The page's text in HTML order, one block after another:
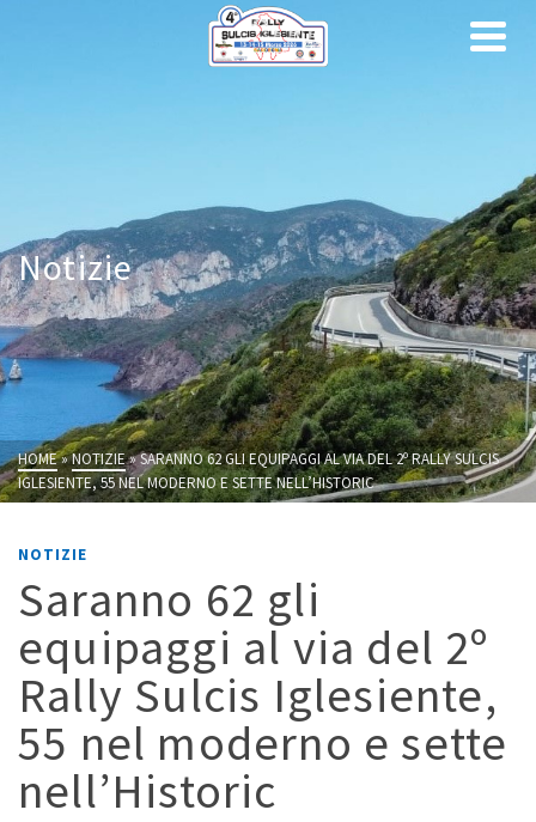
Notizie
HOME»NOTIZIE»SARANNO 62 GLI EQUIPAGGI AL VIA DEL 2º RALLY SULCIS
IGLESIENTE, 55 NEL MODERNO E SETTE NELL’HISTORIC
NOTIZIE
Saranno 62 gli
equipaggi al via del 2º
Rally Sulcis Iglesiente,
55 nel moderno e sette
nell’Historic